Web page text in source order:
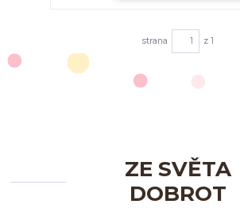
strana z 1
ZE SVĚTA
DOBROT